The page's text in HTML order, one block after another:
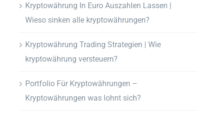
Kryptowährung In Euro Auszahlen Lassen |
Wieso sinken alle kryptowährungen?
Kryptowährung Trading Strategien | Wie
kryptowährung versteuern?
Portfolio Für Kryptowährungen –
Kryptowährungen was lohnt sich?